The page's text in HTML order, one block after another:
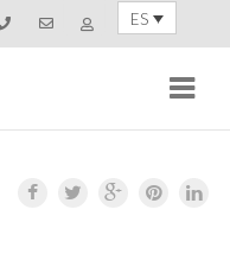
ES